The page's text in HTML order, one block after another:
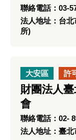
聯絡電話：03-
法人地址：台
所)
大安區 許
財團法人
會
聯絡電話：02-
法人地址：臺